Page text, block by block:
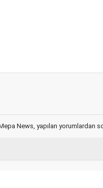
News, yapılan yorumlardan